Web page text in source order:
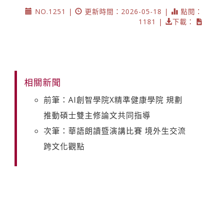
NO.1251 |
更新時間：2026-05-18 |
點閱：
1181 |
下載：
相關新聞
前筆：AI創智學院X精準健康學院 規劃
推動碩士雙主修論文共同指導
次筆：華語朗讀暨演講比賽 境外生交流
跨文化觀點